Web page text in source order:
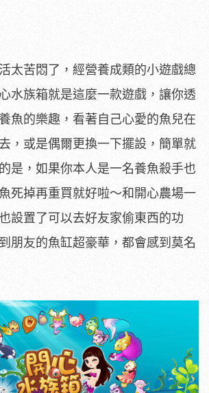
太苦悶了，經營養成類的小遊戲總
水族箱就是這麼一款遊戲，讓你透
魚的樂趣，看著自己心愛的魚兒在
，或是偶爾更換一下擺設，簡單就
是，如果你本人是一名養魚殺手也
死掉再重買就好啦～和開心農場一
設置了可以去好友家偷東西的功
朋友的魚缸超豪華，都會感到莫名